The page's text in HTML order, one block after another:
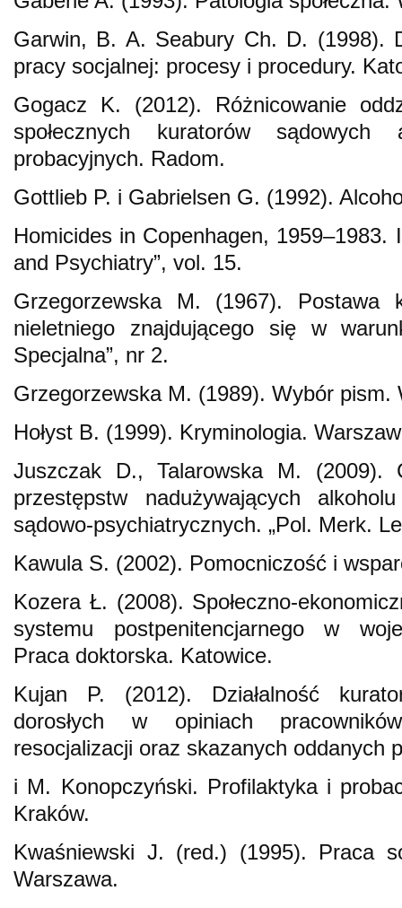
Garwin, B. A. Seabury Ch. D. (1998).
pracy socjalnej: procesy i procedury.
Gogacz K. (2012). Różnicowanie
społecznych kuratorów
probacyjnych. Radom.
Gottlieb P. i Gabrielsen G. (1992).
Homicides in Copenhagen, 1959–1983.
and Psychiatry”, vol. 15.
Grzegorzewska M. (1967). Postawa
nieletniego znajdującego się w
Specjalna”, nr 2.
Grzegorzewska M. (1989). Wybór pism.
Hołyst B. (1999). Kryminologia.
Juszczak D., Talarowska M. (2009).
przestępstw nadużywających
sądowo‑psychiatrycznych. „Pol. Merk.
Kawula S. (2002). Pomocniczość i
Kozera Ł. (2008).
systemu postpenitencjarnego w
Praca doktorska. Katowice.
Kujan P. (2012). Działalność
dorosłych w opiniach
resocjalizacji oraz skazanych oddanych
i M. Konopczyński. Profilaktyka i
Kraków.
Kwaśniewski J. (red.) (1995). Praca
Warszawa.